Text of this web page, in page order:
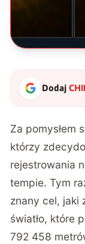
Dodaj
Za pomysłem
którzy
rejestrowania
tempie. Tym
znany cel, jaki
światło, które
792 458